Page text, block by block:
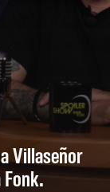
Villaseñor